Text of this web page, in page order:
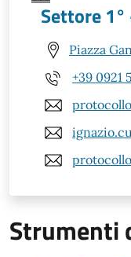
Settore
Piazza
+39 0921
Strumenti